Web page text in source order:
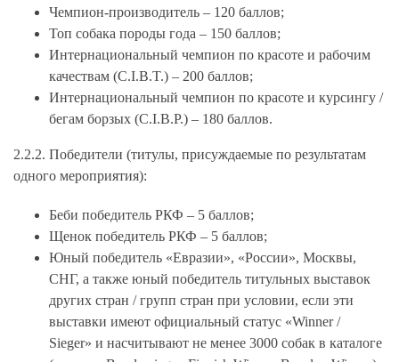
Чемпион-производитель – 120 баллов;
Топ собака породы года – 150 баллов;
Интернациональный чемпион по красоте и рабочим
качествам (C.I.B.T.) – 200 баллов;
Интернациональный чемпион по красоте и курсингу /
бегам борзых (C.I.B.P.) – 180 баллов.
2.2.2. Победители (титулы, присуждаемые по результатам
одного мероприятия):
Беби победитель РКФ – 5 баллов;
Щенок победитель РКФ – 5 баллов;
Юный победитель «Евразии», «России», Москвы,
СНГ, а также юный победитель титульных выставок
других стран / групп стран при условии, если эти
выставки имеют официальный статус «Winner /
Sieger» и насчитывают не менее 3000 собак в каталоге